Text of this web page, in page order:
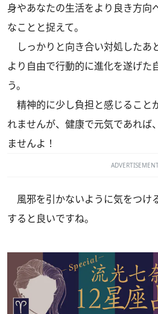
身やあなたの生活をより良き方向
なことと捉えて。
しっかりと向き合い対処したあ
より自由で行動的に進化を遂げた
う。
精神的に少し負担と感じること
れませんが、健康で元気であれば
ませんよ！
風邪を引かないように気をつけ
すると良いですね。